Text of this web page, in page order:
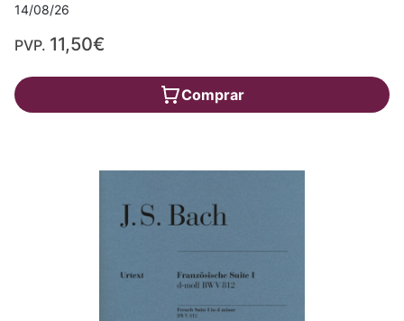
14/08/26
PVP. 11,50€
Comprar